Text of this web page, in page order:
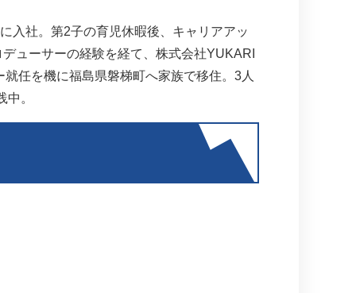
入社。第2子の育児休暇後、キャリアアッ
ューサーの経験を経て、株式会社YUKARI
任を機に福島県磐梯町へ家族で移住。3人
。